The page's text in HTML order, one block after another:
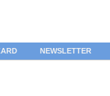
NEWSLETTER